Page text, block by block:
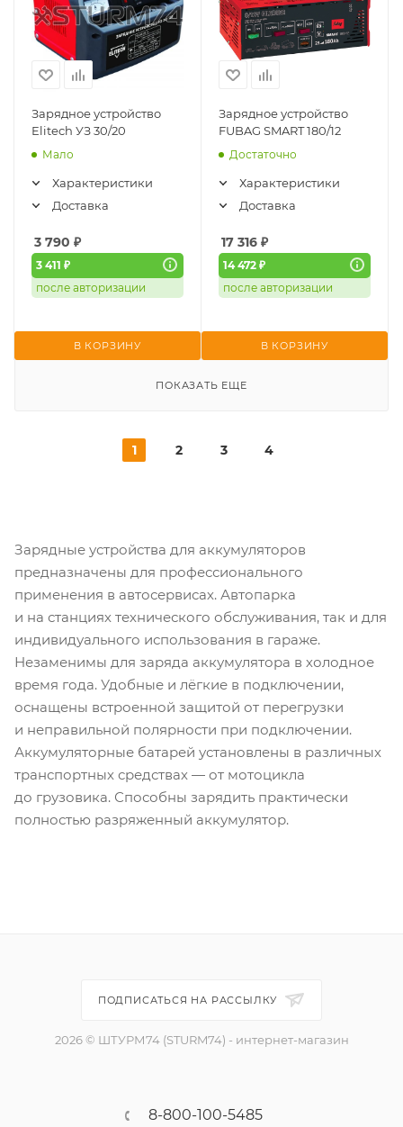
Зарядное устройство
Elitech УЗ 30/20
Мало
Характеристики
Доставка
3 790 ₽
3 411 ₽
после авторизации
В КОРЗИНУ
Зарядное устройство
FUBAG SMART 180/12
Достаточно
Характеристики
Доставка
17 316 ₽
14 472 ₽
после авторизации
В КОРЗИНУ
ПОКАЗАТЬ ЕЩЕ
1 2 3 4
Зарядные устройства для аккумуляторов
предназначены для профессионального
применения в автосервисах. Автопарка
и на станциях технического обслуживания, так и для
индивидуального использования в гараже.
Незаменимы для заряда аккумулятора в холодное
время года. Удобные и лёгкие в подключении,
оснащены встроенной защитой от перегрузки
и неправильной полярности при подключении.
Аккумуляторные батарей установлены в различных
транспортных средствах — от мотоцикла
до грузовика. Способны зарядить практически
полностью разряженный аккумулятор.
ПОДПИСАТЬСЯ НА РАССЫЛКУ
2026 © ШТУРМ74 (STURM74) - интернет-магазин
8-800-100-5485